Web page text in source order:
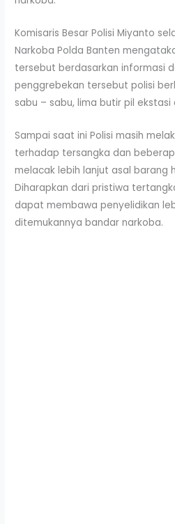
Komisaris Besar Polisi Miyanto
Narkoba Polda Banten
tersebut berdasarkan informasi
penggrebekan tersebut polisi
sabu – sabu, lima butir pil ekstasi
Sampai saat ini Polisi masih
terhadap tersangka dan
melacak lebih lanjut asal barang
Diharapkan dari pristiwa
dapat membawa penyelidikan
ditemukannya bandar narkoba.